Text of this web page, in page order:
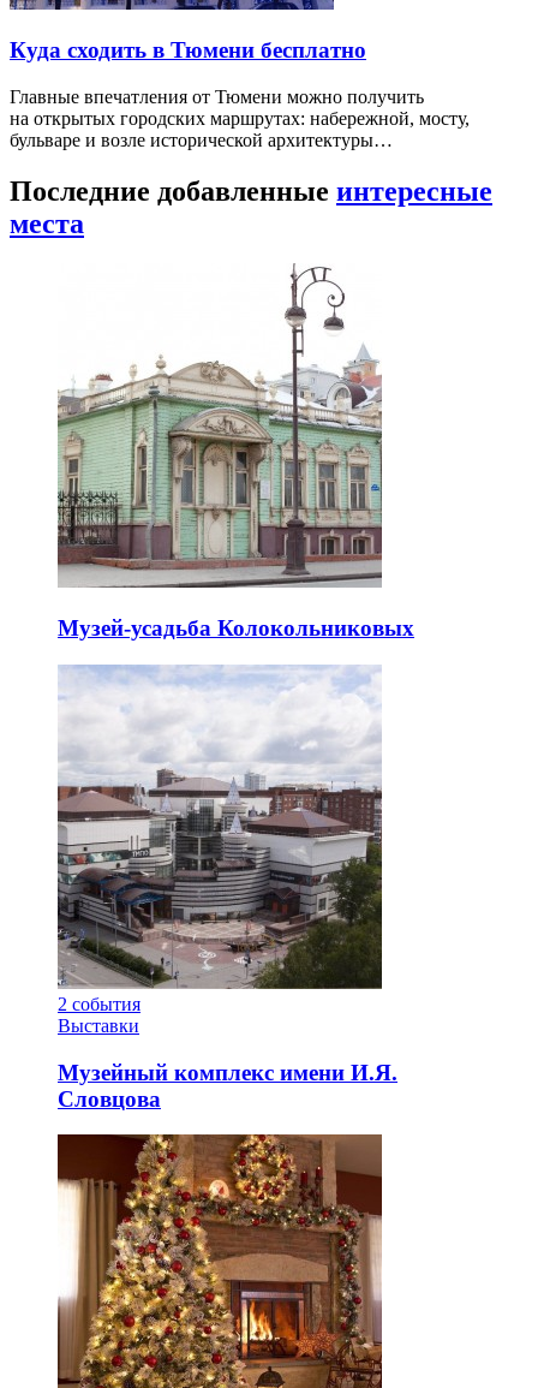
Куда сходить в Тюмени бесплатно
Главные впечатления от Тюмени можно получить
на открытых городских маршрутах: набережной, мосту,
бульваре и возле исторической архитектуры…
Последние добавленные интересные
места
Музей-усадьба Колокольниковых
2 события
Выставки
Музейный комплекс имени И.Я.
Словцова